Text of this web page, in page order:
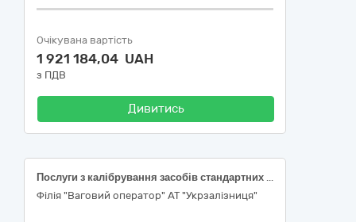
Очікувана вартість
1 921 184,04 UAH
з ПДВ
Дивитись
Послуги з калібрування засобів стандартних зразків (Гиря 2000 кг. Самохідний вагоповірочний візок 2000 кг.)
Філія "Ваговий оператор" АТ "Укрзалізниця"